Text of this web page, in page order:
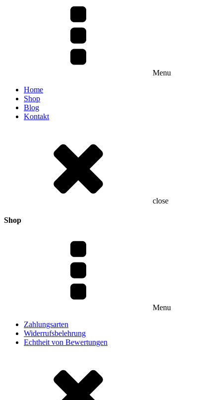
Menu
Home
Shop
Blog
Kontakt
close
Shop
Menu
Zahlungsarten
Widerrufsbelehrung
Echtheit von Bewertungen